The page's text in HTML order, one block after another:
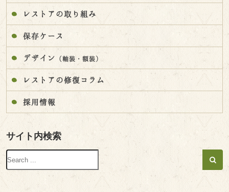
レストアの取り組み
保存ケース
デザイン （軸装・額装）
レストアの修復コラム
採用情報
サイト内検索